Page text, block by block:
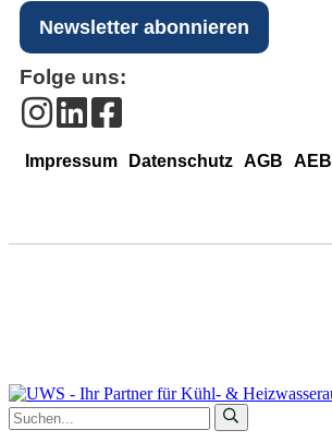
Newsletter abonnieren
Folge uns:
Impressum Datenschutz AGB AEB